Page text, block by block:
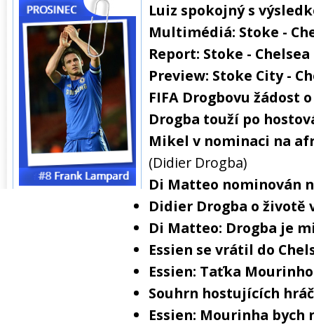
Luiz spokojný s
Multimédiá: Stoke -
Report: Stoke - Chelsea
Preview: Stoke City -
FIFA Drogbovu žádost
Drogba touží po
Mikel v nominaci na
(Didier Drogba)
Di Matteo nominován
Didier Drogba o životě
Di Matteo: Drogba je
Essien se vrátil do
Essien: Taťka
Souhrn hostujících
Essien: Mourinha